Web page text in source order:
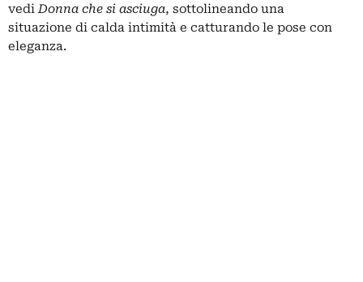
vediDonna che si asciuga, sottolineando una
situazione di calda intimità e catturando le pose con
eleganza.